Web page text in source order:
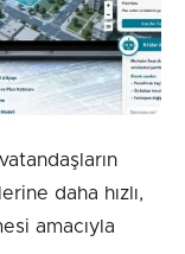
daha hızlı,
amacıyla